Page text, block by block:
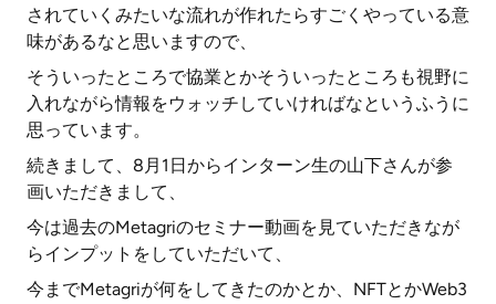
されていくみたいな流れが作れたらすごくやっている意
味があるなと思いますので、
そういったところで協業とかそういったところも視野に
入れながら情報をウォッチしていければなというふうに
思っています。
続きまして、8月1日からインターン生の山下さんが参
画いただきまして、
今は過去のMetagriのセミナー動画を見ていただきなが
らインプットをしていただいて、
今までMetagriが何をしてきたのかとか、NFTとかWeb3